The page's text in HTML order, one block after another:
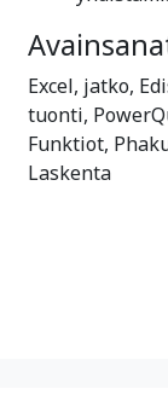
Excel, jatko,
tuonti,
Funktiot,
Laskenta